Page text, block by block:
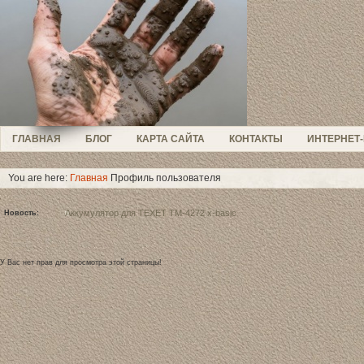
ГЛАВНАЯ БЛОГ КАРТА САЙТА КОНТАКТЫ
You are here: Главная Профиль пользователя
Новость:
Аккумулятор для TEXET ТM-4272 x-basic
Налобный подводный фонарь 18650 new
AUX вход в магнитоле Becker BE 2580
Lumen Led Lamp для Omer MoonLight
Одно погружение - две ошибки.
IBRAHIM Y - последний причал.
Кронштейн - палка для экшен камеры
Заменить аккумулятор в авто регистраторе
Как сделать кронштейн для GoPro
У Вас нет прав для просмотра этой страницы!